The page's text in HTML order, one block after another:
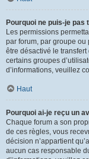
Pourquoi ne puis-je
Les permissions
par forum, par groupe ou
être désactivé le
certains groupes
d’informations, veuillez
Haut
Pourquoi ai-je reçu un
Chaque forum a son
de ces règles, vous
décision n’appartient
aucun cas responsable